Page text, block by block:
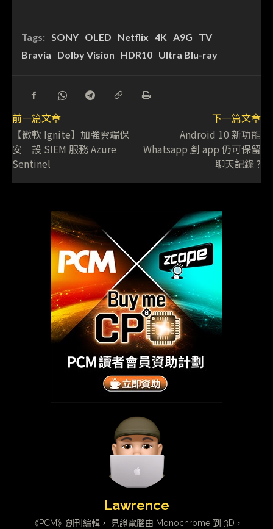
Tags: SONY OLED Netflix 4K A9G
TV
Bravia
Dolby Vision HDR10 Ultra Blu-ray
前一篇文章
【微軟 Ignite】加強雲端保
安 設 SIEM 服務 Azure
Sentinel
下一篇文章
Android 10 新功能
Whatsapp 剷 app 仍可保留
聊天記錄 ?
Lawrence
《PCM》創刊編輯， 見證電腦由 Monochrome 到 3D，